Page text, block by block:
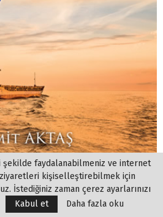
faydalanabilmeniz ve internet
ziyaretleri kişiselleştirebilmek için
İstediğiniz zaman çerez ayarlarınızı
Kabul et Daha fazla oku